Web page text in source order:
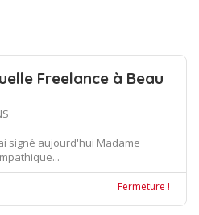
Freelance à Beau
signé aujourd'hui Madame
Fermeture !